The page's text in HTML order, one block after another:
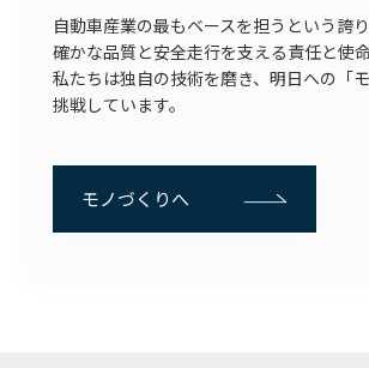
自動車産業の最もベースを担うという誇り
確かな品質と安全走行を支える責任と使命
私たちは独自の技術を磨き、明日への「
挑戦しています。
モノづくりへ